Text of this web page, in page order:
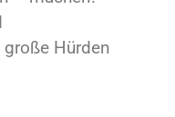
Hürden